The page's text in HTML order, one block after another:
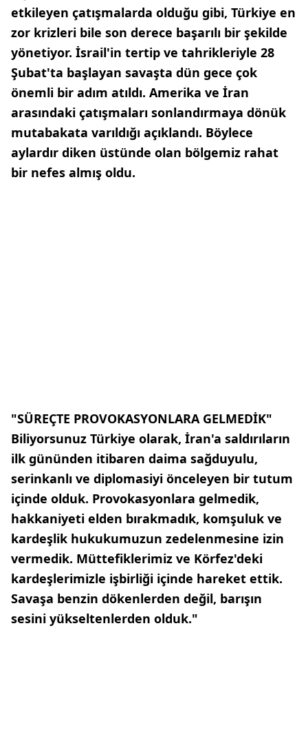
etkileyen çatışmalarda olduğu gibi, Türkiye en
zor krizleri bile son derece başarılı bir şekilde
yönetiyor. İsrail'in tertip ve tahrikleriyle 28
Şubat'ta başlayan savaşta dün gece çok
önemli bir adım atıldı. Amerika ve İran
arasındaki çatışmaları sonlandırmaya dönük
mutabakata varıldığı açıklandı. Böylece
aylardır diken üstünde olan bölgemiz rahat
bir nefes almış oldu.
"SÜREÇTE PROVOKASYONLARA GELMEDİK"
Biliyorsunuz Türkiye olarak, İran'a saldırıların
ilk gününden itibaren daima sağduyulu,
serinkanlı ve diplomasiyi önceleyen bir tutum
içinde olduk. Provokasyonlara gelmedik,
hakkaniyeti elden bırakmadık, komşuluk ve
kardeşlik hukukumuzun zedelenmesine izin
vermedik. Müttefiklerimiz ve Körfez'deki
kardeşlerimizle işbirliği içinde hareket ettik.
Savaşa benzin dökenlerden değil, barışın
sesini yükseltenlerden olduk."